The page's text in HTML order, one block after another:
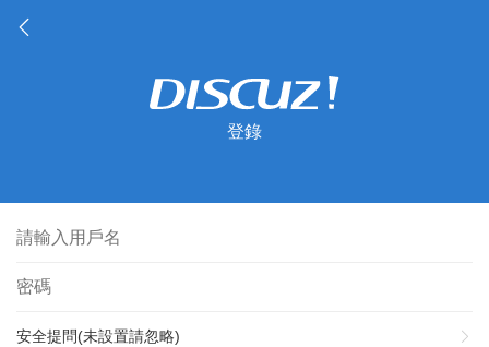
登錄
安全提問(未設置請忽略)